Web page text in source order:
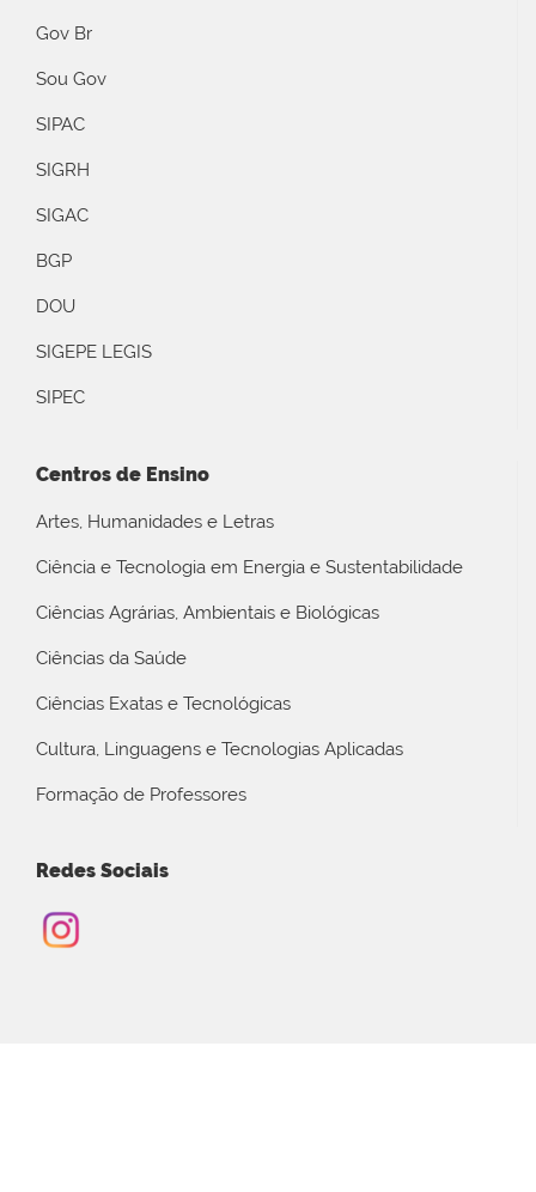
Gov Br
Sou Gov
SIPAC
SIGRH
SIGAC
BGP
DOU
SIGEPE LEGIS
SIPEC
Centros de Ensino
Artes, Humanidades e Letras
Ciência e Tecnologia em Energia e Sustentabilidade
Ciências Agrárias, Ambientais e Biológicas
Ciências da Saúde
Ciências Exatas e Tecnológicas
Cultura, Linguagens e Tecnologias Aplicadas
Formação de Professores
Redes Sociais